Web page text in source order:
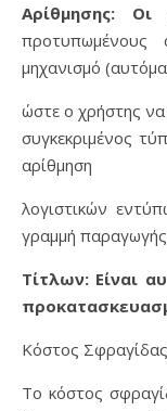
Αρίθμησης: Οι
προτυπωμένους
μηχανισμό
ώστε ο χρήστης να
συγκεκριμένος
αρίθμηση
λογιστικών
γραμμή παραγωγής
Τίτλων: Είναι
Κόστος Σφραγίδας
Το κόστος